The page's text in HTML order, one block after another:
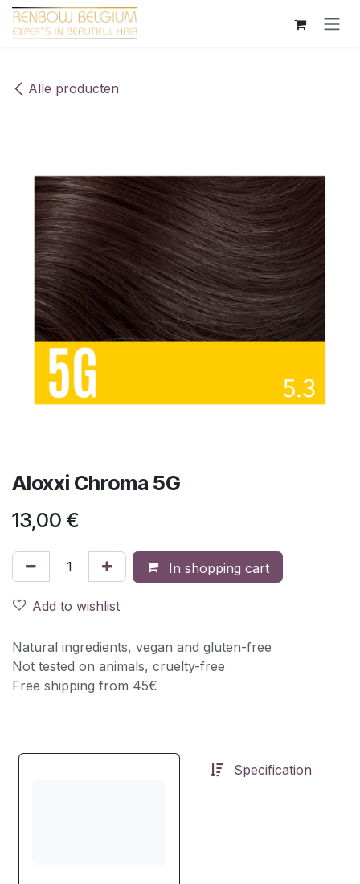
Overslaan naar inhoud
Alle producten
Aloxxi Chroma 5G
13,00 €
In shopping cart
Add to wishlist
Natural ingredients, vegan and gluten-free
Not tested on animals, cruelty-free
Free shipping from 45€
Specification